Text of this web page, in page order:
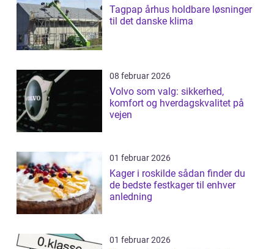
Tagpap århus holdbare løsninger
til det danske klima
08 februar 2026
Volvo som valg: sikkerhed,
komfort og hverdagskvalitet på
vejen
01 februar 2026
Kager i roskilde sådan finder du
de bedste festkager til enhver
anledning
01 februar 2026